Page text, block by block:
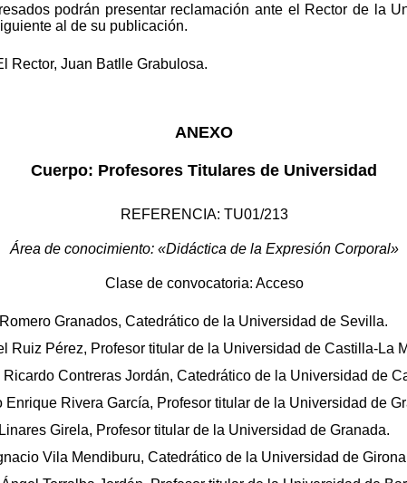
podrán presentar reclamación ante el Rector de la
al de su publicación.
Rector, Juan Batlle Grabulosa.
ANEXO
Cuerpo: Profesores Titulares de Universidad
REFERENCIA: TU01/213
Área de conocimiento: «Didáctica de la Expresión Corporal»
Clase de convocatoria: Acceso
Granados, Catedrático de la Universidad de Sevilla.
Ruiz Pérez, Profesor titular de la Universidad de Castilla-La
Contreras Jordán, Catedrático de la Universidad de
Rivera García, Profesor titular de la Universidad de
Girela, Profesor titular de la Universidad de Granada.
Vila Mendiburu, Catedrático de la Universidad de